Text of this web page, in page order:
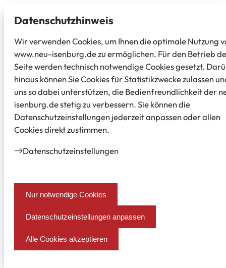
Datenschutz­hinweis
Wir verwenden Cookies, um Ihnen die optimale Nutzung
www.neu-isenburg.de zu ermöglichen. Für den Betrieb
Seite werden technisch notwendige Cookies gesetzt.
hinaus können Sie Cookies für Statistikzwecke zulassen
uns so dabei unterstützen, die Bedienfreundlichkeit der
isenburg.de stetig zu verbessern. Sie können die
Datenschutzeinstellungen jederzeit anpassen oder allen
Cookies direkt zustimmen.
Datenschutz­einstellungen
Nur notwendige Cookies
Datenschutzeinstellungen anpassen
Alle Cookies akzeptieren